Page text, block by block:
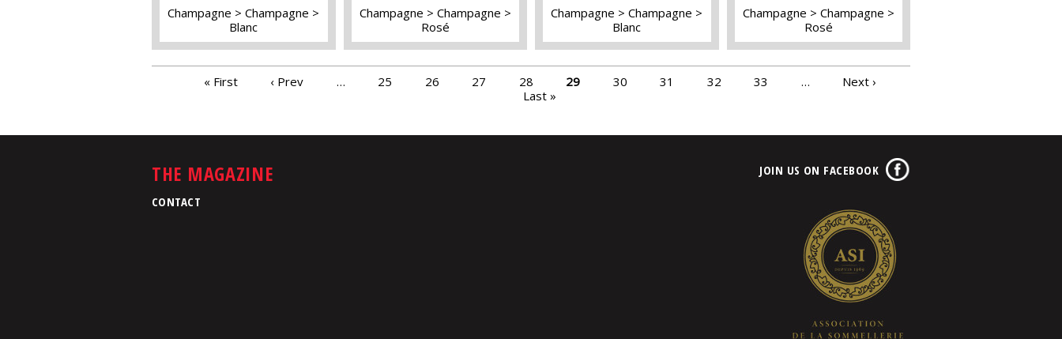
Champagne
Champagne
Blanc
Champagne
Champagne
Rosé
Champagne
Champagne
Blanc
Champagne
Champagne
Rosé
« First ‹ Prev … 25 26 27 28 29 30 31 32 33 …
Next ›
Last »
THE MAGAZINE
CONTACT
JOIN US ON FACEBOOK